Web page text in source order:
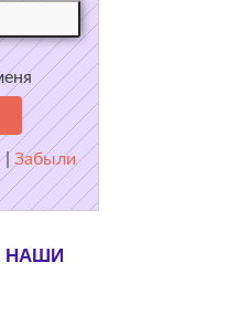
| Забыли
НАШИ